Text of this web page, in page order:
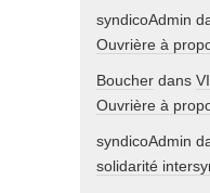
syndicoAdmin
Ouvrière à
Boucher dans
Ouvrière à
syndicoAdmin
solidarité